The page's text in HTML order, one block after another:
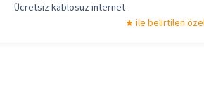
Ücretsiz kablosuz internet
ile belirtilen